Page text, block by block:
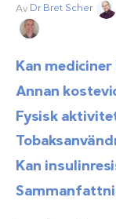
Av Dr Bret Scher
Kan mediciner
Annan
Fysisk
Kan